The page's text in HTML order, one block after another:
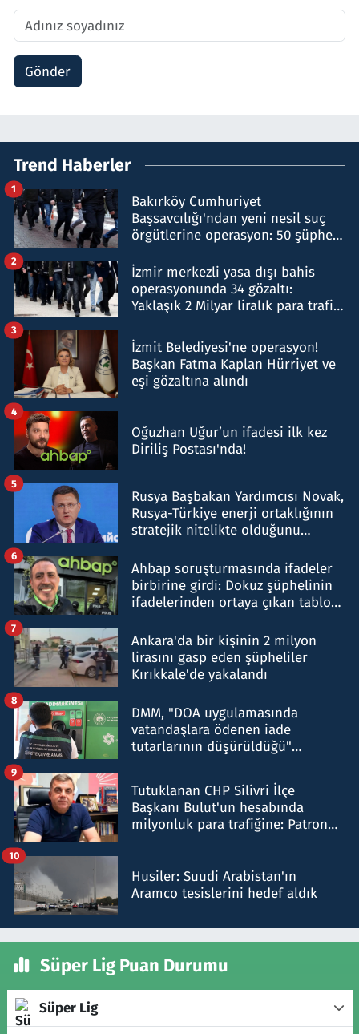
Gönder
Trend Haberler
Bakırköy Cumhuriyet
Başsavcılığı'ndan yeni nesil suç
örgütlerine operasyon: 50 şüpheli
1
İzmir merkezli yasa dışı bahis
operasyonunda 34 gözaltı:
Yaklaşık 2 Milyar liralık para trafiği
2
İzmit Belediyesi'ne operasyon!
Başkan Fatma Kaplan Hürriyet ve
eşi gözaltına alındı
3
Oğuzhan Uğur’un ifadesi ilk kez
Diriliş Postası'nda!
4
Rusya Başbakan Yardımcısı Novak,
Rusya-Türkiye enerji ortaklığının
stratejik nitelikte olduğunu
5
Ahbap soruşturmasında ifadeler
birbirine girdi: Dokuz şüphelinin
ifadelerinden ortaya çıkan tablo
6
Ankara'da bir kişinin 2 milyon
lirasını gasp eden şüpheliler
Kırıkkale'de yakalandı
7
DMM, "DOA uygulamasında
vatandaşlara ödenen iade
tutarlarının düşürüldüğü"
8
Tutuklanan CHP Silivri İlçe
Başkanı Bulut'un hesabında
milyonluk para trafiğine: Patron
9
Husiler: Suudi Arabistan'ın
Aramco tesislerini hedef aldık
10
Süper Lig Puan Durumu
Süper Lig